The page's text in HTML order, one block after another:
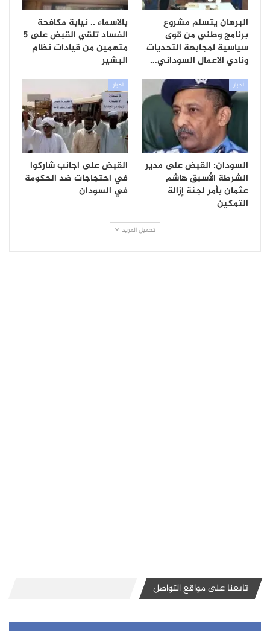
البرهان يتسلم مشروع
برنامج وطني من قوى
سياسية لمجابهة التحديات
ونادي الاعمال السوداني…
بالاسماء .. نيابة مكافحة
الفساد تلقي القبض على 5
متهمين من قيادات نظام
البشير
أخبار
السودان: القبض على مدير
الشرطة الأسبق هاشم
عثمان بأمر لجنة إزالة
التمكين
أخبار
القبض على اجانب شاركوا
في احتجاجات ضد الحكومة
في السودان
تحميل المزيد
تابعنا على مواقع التواصل